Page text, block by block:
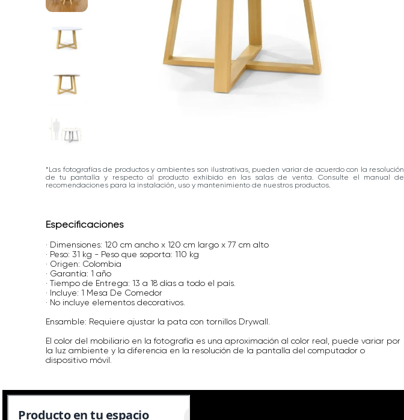
*Las fotografías de productos y ambientes son ilustrativas, pueden variar de acuerdo con la resolución
de tu pantalla y respecto al producto exhibido en las salas de venta. Consulte el manual de
recomendaciones para la instalación, uso y mantenimiento de nuestros productos.
Especificaciones
· Dimensiones: 120 cm ancho x 120 cm largo x 77 cm alto
· Peso: 31 kg - Peso que soporta: 110 kg
· Origen: Colombia
· Garantía: 1 año
· Tiempo de Entrega: 13 a 18 días a todo el país.
· Incluye: 1 Mesa De Comedor
· No incluye elementos decorativos.
Ensamble: Requiere ajustar la pata con tornillos Drywall.
El color del mobiliario en la fotografía es una aproximación al color real, puede variar por
la luz ambiente y la diferencia en la resolución de la pantalla del computador o
dispositivo móvil.